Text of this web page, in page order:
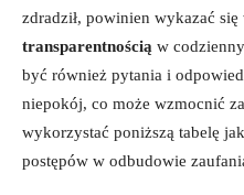
zdradził, powinien wykazać się
transparentnością w
być również pytania i
niepokój, co może wzmocnić
wykorzystać poniższą tabelę
postępów w odbudowie